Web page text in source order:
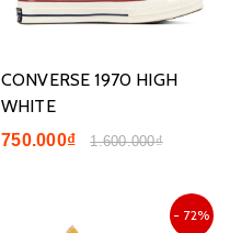
CONVERSE 1970 HIGH
WHITE
750.000₫ 1.600.000₫
- 72%